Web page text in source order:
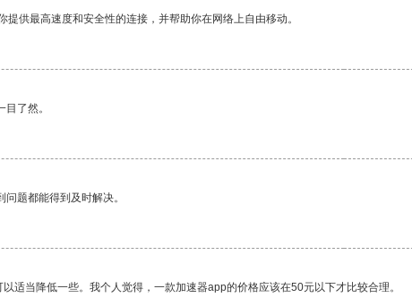
提供最高速度和安全性的连接，并帮助你在网络上自由移动。
了然。
题都能得到及时解决。
适当降低一些。我个人觉得，一款加速器app的价格应该在50元以下才比较合理。